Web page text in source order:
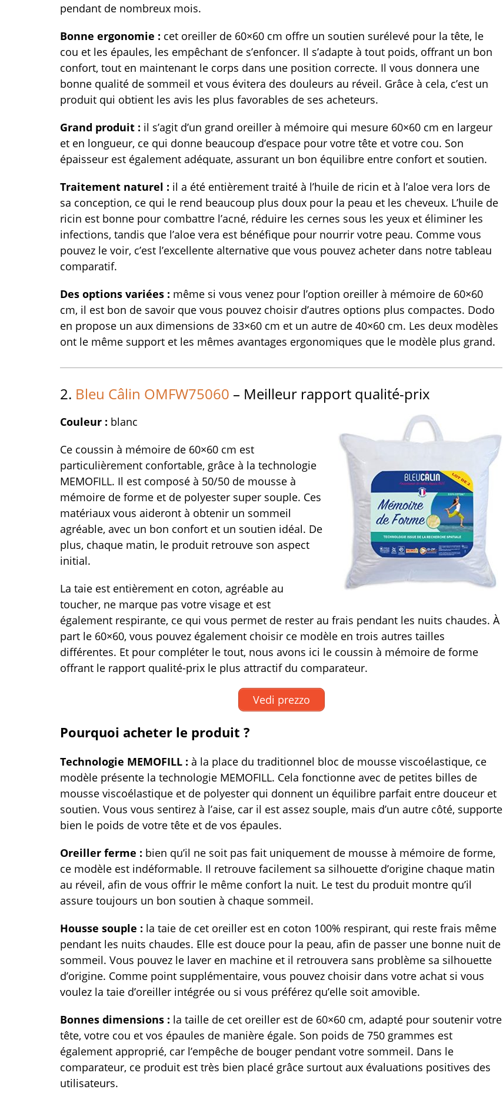
pendant de nombreux mois.
Bonne ergonomie : cet oreiller de 60×60 cm offre un soutien surélevé pour la tête, le
cou et les épaules, les empêchant de s’enfoncer. Il s’adapte à tout poids, offrant un bon
confort, tout en maintenant le corps dans une position correcte. Il vous donnera une
bonne qualité de sommeil et vous évitera des douleurs au réveil. Grâce à cela, c’est un
produit qui obtient les avis les plus favorables de ses acheteurs.
Grand produit : il s’agit d’un grand oreiller à mémoire qui mesure 60×60 cm en largeur
et en longueur, ce qui donne beaucoup d’espace pour votre tête et votre cou. Son
épaisseur est également adéquate, assurant un bon équilibre entre confort et soutien.
Traitement naturel : il a été entièrement traité à l’huile de ricin et à l’aloe vera lors de
sa conception, ce qui le rend beaucoup plus doux pour la peau et les cheveux. L’huile de
ricin est bonne pour combattre l’acné, réduire les cernes sous les yeux et éliminer les
infections, tandis que l’aloe vera est bénéfique pour nourrir votre peau. Comme vous
pouvez le voir, c’est l’excellente alternative que vous pouvez acheter dans notre tableau
comparatif.
Des options variées : même si vous venez pour l’option oreiller à mémoire de 60×60
cm, il est bon de savoir que vous pouvez choisir d’autres options plus compactes. Dodo
en propose un aux dimensions de 33×60 cm et un autre de 40×60 cm. Les deux modèles
ont le même support et les mêmes avantages ergonomiques que le modèle plus grand.
2. Bleu Câlin OMFW75060 – Meilleur rapport qualité-prix
Couleur : blanc
Ce coussin à mémoire de 60×60 cm est
particulièrement confortable, grâce à la technologie
MEMOFILL. Il est composé à 50/50 de mousse à
mémoire de forme et de polyester super souple. Ces
matériaux vous aideront à obtenir un sommeil
agréable, avec un bon confort et un soutien idéal. De
plus, chaque matin, le produit retrouve son aspect
initial.
La taie est entièrement en coton, agréable au
toucher, ne marque pas votre visage et est
également respirante, ce qui vous permet de rester au frais pendant les nuits chaudes. À
part le 60×60, vous pouvez également choisir ce modèle en trois autres tailles
différentes. Et pour compléter le tout, nous avons ici le coussin à mémoire de forme
offrant le rapport qualité-prix le plus attractif du comparateur.
Vedi prezzo
Pourquoi acheter le produit ?
Technologie MEMOFILL : à la place du traditionnel bloc de mousse viscoélastique, ce
modèle présente la technologie MEMOFILL. Cela fonctionne avec de petites billes de
mousse viscoélastique et de polyester qui donnent un équilibre parfait entre douceur et
soutien. Vous vous sentirez à l’aise, car il est assez souple, mais d’un autre côté, supporte
bien le poids de votre tête et de vos épaules.
Oreiller ferme : bien qu’il ne soit pas fait uniquement de mousse à mémoire de forme,
ce modèle est indéformable. Il retrouve facilement sa silhouette d’origine chaque matin
au réveil, afin de vous offrir le même confort la nuit. Le test du produit montre qu’il
assure toujours un bon soutien à chaque sommeil.
Housse souple : la taie de cet oreiller est en coton 100% respirant, qui reste frais même
pendant les nuits chaudes. Elle est douce pour la peau, afin de passer une bonne nuit de
sommeil. Vous pouvez le laver en machine et il retrouvera sans problème sa silhouette
d’origine. Comme point supplémentaire, vous pouvez choisir dans votre achat si vous
voulez la taie d’oreiller intégrée ou si vous préférez qu’elle soit amovible.
Bonnes dimensions : la taille de cet oreiller est de 60×60 cm, adapté pour soutenir votre
tête, votre cou et vos épaules de manière égale. Son poids de 750 grammes est
également approprié, car l’empêche de bouger pendant votre sommeil. Dans le
comparateur, ce produit est très bien placé grâce surtout aux évaluations positives des
utilisateurs.